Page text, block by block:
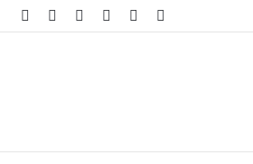
Telegram
Instagram
YouTube
Twitter
Facebook